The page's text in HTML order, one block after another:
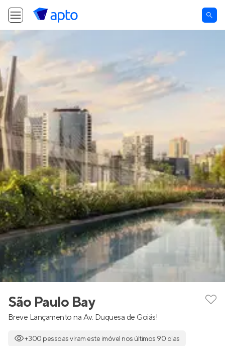
São Paulo Bay
Breve Lançamento na Av. Duquesa de Goiás!
+300 pessoas viram este imóvel nos últimos 90 dias